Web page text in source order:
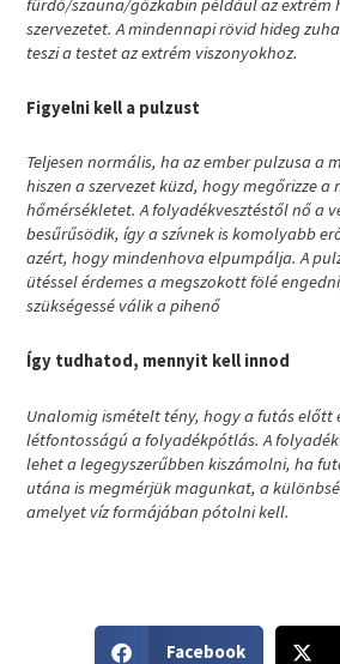
fürdő/szauna/gőzkabin például az extrém
szervezetet. A mindennapi rövid hideg
teszi a testet az extrém viszonyokhoz.
Figyelni kell a pulzust
Teljesen normális, ha az ember pulzusa a
hiszen a szervezet küzd, hogy megőrizze a
hőmérsékletet. A folyadékvesztéstől nő a
besűrűsödik, így a szívnek is komolyabb
azért, hogy mindenhova elpumpálja. A
ütéssel érdemes a megszokott fölé
szükségessé válik a pihenő
Így tudhatod, mennyit kell innod
Unalomig ismételt tény, hogy a futás előtt
létfontosságú a folyadékpótlás. A
lehet a legegyszerűbben kiszámolni, ha
utána is megmérjük magunkat, a
amelyet víz formájában pótolni kell.
h
Facebook
h